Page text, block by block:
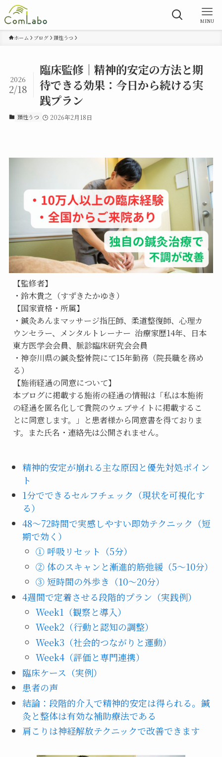
MENU
ホーム ブログ 頚性うつ
臨床監修｜精神的安定の方法と期
待できる効果：今日から続ける実
践プラン
2026
2/18
頚性うつ 2026年2月18日
【監修者】
・鈴木貴之（すずきたかゆき）
【国家資格・所属】
・鍼灸あんまマッサージ指圧師、柔道整復師、心理カ
ウンセラー、メンタルトレーナー  治療家歴14年、日本
東方医学会会員、脈診臨床研究会会員
・神奈川県の鍼灸整骨院にて15年勤務（院長職を務め
る）
【施術経過の同意について】
本ブログに掲載する施術の経過の情報は「私は本施術
の経過を匿名化して貴院のウェブサイトに掲載するこ
とに同意します。」と患者様から同意書を得ておりま
す。また氏名・連絡先は公開されません。
精神的安定が崩れる主な原因と優先対処ポイン
ト
1分でできるセルフチェック（現状を可視化す
る）
48〜72時間で実感しやすい即効テクニック（短
期で効く）
① 呼吸リセット（5分）
② 体のスキャンと漸進的筋弛緩（5〜10分）
③ 短時間の外歩き（10〜20分）
4週間で定着させる段階的プラン（実践例）
Week1（観察と導入）
Week2（行動と認知の調整）
Week3（社会的つながりと運動）
Week4（評価と専門連携）
臨床ケース（実例）
患者の声
結論：段階的介入で精神的安定は得られる。鍼
灸と整体は有効な補助療法である
肩こりは神経解放テクニックで改善できます